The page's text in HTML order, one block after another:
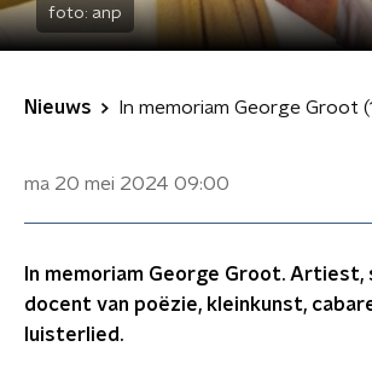
foto: anp
Nieuws In memoriam George Groot
ma 20 mei 2024 09:00
In memoriam George Groot. Artiest,
docent van poëzie, kleinkunst,
luisterlied.